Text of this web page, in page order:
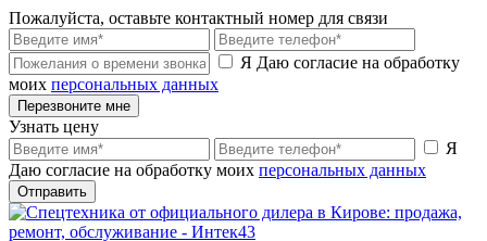
Пожалуйста, оставьте контактный номер для связи
Я Даю согласие на обработку
моих персональных данных
Перезвоните мне
Узнать цену
Я
Даю согласие на обработку моих персональных данных
Отправить